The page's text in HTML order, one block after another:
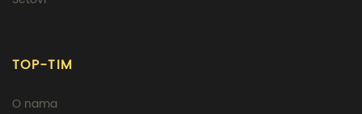
TOP-TIM
O nama